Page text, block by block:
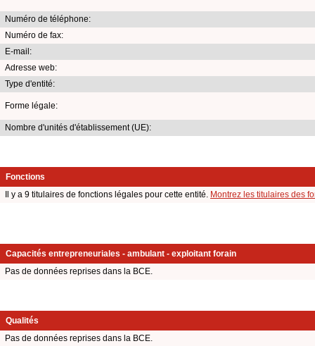
Numéro de téléphone:
Numéro de fax:
E-mail:
Adresse web:
Type d'entité:
Forme légale:
Nombre d'unités d'établissement (UE):
Fonctions
Il y a 9 titulaires de fonctions légales pour cette entité. Montrez les titulaires des
Capacités entrepreneuriales - ambulant - exploitant forain
Pas de données reprises dans la BCE.
Qualités
Pas de données reprises dans la BCE.